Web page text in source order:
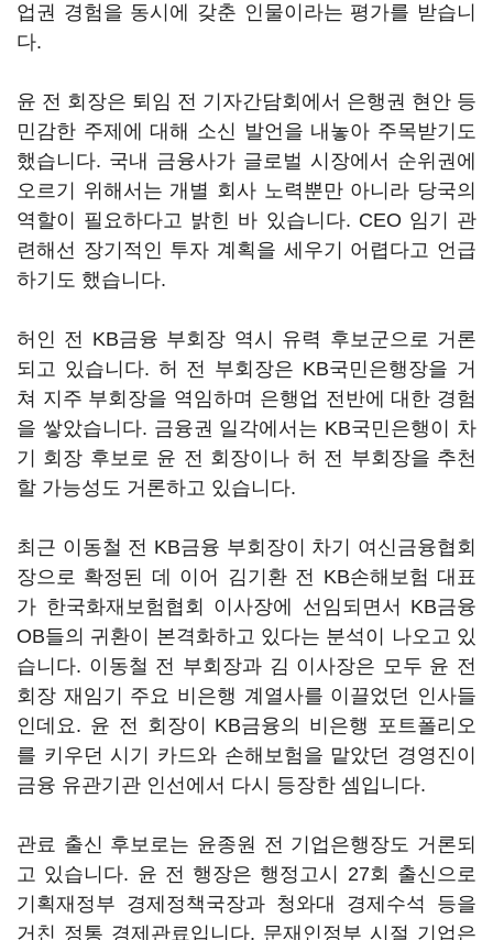
업권 경험을 동시에 갖춘 인물이라는 평가를 받습니
다.
윤 전 회장은 퇴임 전 기자간담회에서 은행권 현안 등
민감한 주제에 대해 소신 발언을 내놓아 주목받기도
했습니다. 국내 금융사가 글로벌 시장에서 순위권에
오르기 위해서는 개별 회사 노력뿐만 아니라 당국의
역할이 필요하다고 밝힌 바 있습니다. CEO 임기 관
련해선 장기적인 투자 계획을 세우기 어렵다고 언급
하기도 했습니다.
허인 전 KB금융 부회장 역시 유력 후보군으로 거론
되고 있습니다. 허 전 부회장은 KB국민은행장을 거
쳐 지주 부회장을 역임하며 은행업 전반에 대한 경험
을 쌓았습니다. 금융권 일각에서는 KB국민은행이 차
기 회장 후보로 윤 전 회장이나 허 전 부회장을 추천
할 가능성도 거론하고 있습니다.
최근 이동철 전 KB금융 부회장이 차기 여신금융협회
장으로 확정된 데 이어 김기환 전 KB손해보험 대표
가 한국화재보험협회 이사장에 선임되면서 KB금융
OB들의 귀환이 본격화하고 있다는 분석이 나오고 있
습니다. 이동철 전 부회장과 김 이사장은 모두 윤 전
회장 재임기 주요 비은행 계열사를 이끌었던 인사들
인데요. 윤 전 회장이 KB금융의 비은행 포트폴리오
를 키우던 시기 카드와 손해보험을 맡았던 경영진이
금융 유관기관 인선에서 다시 등장한 셈입니다.
관료 출신 후보로는 윤종원 전 기업은행장도 거론되
고 있습니다. 윤 전 행장은 행정고시 27회 출신으로
기획재정부 경제정책국장과 청와대 경제수석 등을
거친 정통 경제관료입니다. 문재인정부 시절 기업은